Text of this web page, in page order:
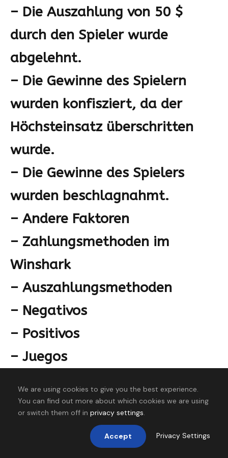
– Die Auszahlung von 50 $
durch den Spieler wurde
abgelehnt.
– Die Gewinne des Spielern
wurden konfisziert, da der
Höchsteinsatz überschritten
wurde.
– Die Gewinne des Spielers
wurden beschlagnahmt.
– Andere Faktoren
– Zahlungsmethoden im
Winshark
– Auszahlungsmethoden
– Negativos
– Positivos
– Juegos
has accent on “pagos” in plan?
No “Métodos de pago” in plan?
I need to match exactly. Plan:
We are using cookies to give you the best experience.
You can find out more about which cookies we are using
or switch them off in privacy settings.
Accept Privacy Settings